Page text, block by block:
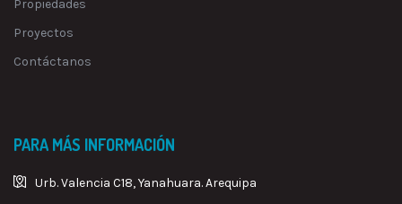
Propiedades
Proyectos
Contáctanos
PARA MÁS INFORMACIÓN
Urb. Valencia C18, Yanahuara. Arequipa